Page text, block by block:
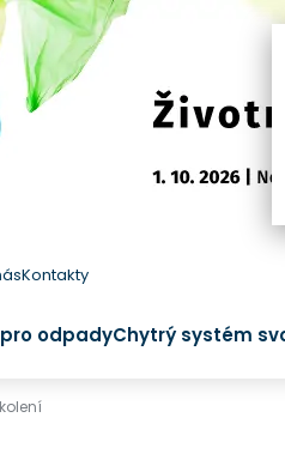
Kontakty
odpadyChytrý systém